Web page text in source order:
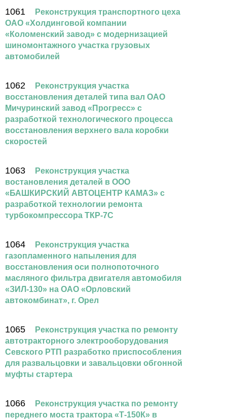
1061
Реконструкция транспортного цеха
ОАО «Холдинговой компании
«Коломенский завод» с модернизацией
шиномонтажного участка грузовых
автомобилей
1062
Реконструкция участка
восстановления деталей типа вал ОАО
Мичуринский завод «Прогресс» с
разработкой технологического процесса
восстановления верхнего вала коробки
скоростей
1063
Реконструкция участка
востановления деталей в ООО
«БАШКИРСКИЙ АВТОЦЕНТР КАМАЗ» с
разработкой технологии ремонта
турбокомпрессора ТКР-7С
1064
Реконструкция участка
газопламенного напыления для
восстановления оси полнопоточного
масляного фильтра двигателя автомобиля
«ЗИЛ-130» на ОАО «Орловский
автокомбинат», г. Орел
1065
Реконструкция участка по ремонту
автотракторного электрооборудования
Севского РТП разработко приспособления
для развальцовки и завальцовки обгонной
муфты стартера
1066
Реконструкция участка по ремонту
переднего моста трактора «Т-150К» в